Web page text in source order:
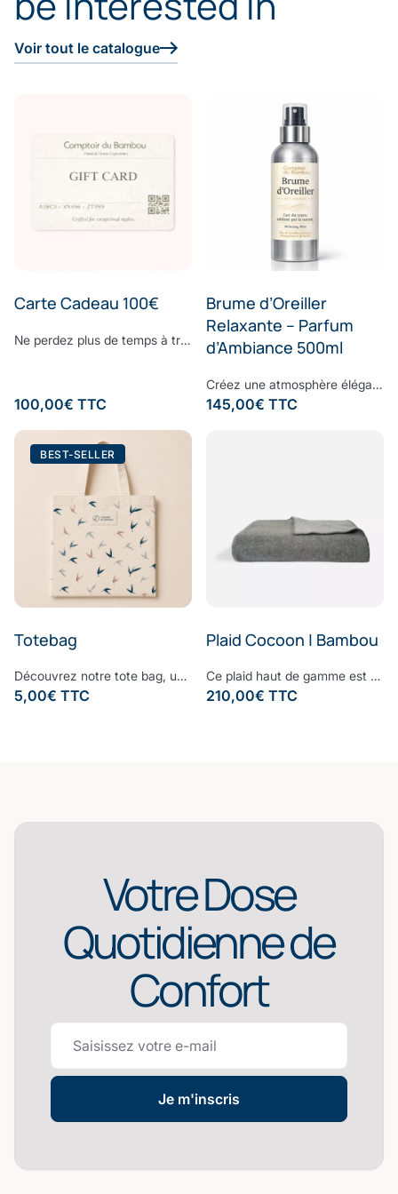
Voir tout le catalogue
Carte Cadeau 100€
Ne perdez plus de temps à trouver le cadeau parfait. Surprenez vos proches avec le cadeau dont ils ont toujours rêvé : offrez-leur la E-Carte Cadeau Comptoir du Bambou pour leur permettre de réaliser toutes leurs envies. Choisissez le montant à créditer sur la carte cadeau, ajoutez un message personnalisé et laissez la magie Comptoir du Bambou opérer.
100,00€ TTC
Brume d’Oreiller
Relaxante – Parfum
d’Ambiance 500ml
Créez une atmosphère élégante et apaisante, à chaque instant.Vaporisez cette brume d’ambiance dans votre intérieur pour diffuser une signature olfactive raffinée, subtile et enveloppante. Sa composition associe une eau de bambou délicate à des notes fraîches d’écorces de bergamote et de feuilles de basilic, légèrement froissées. Une fragrance contemporaine où la douceur végétale rencontre la vivacité des agrumes, pour un équilibre parfaitement maîtrisé. À la fois fraîche, naturelle et sophistiquée, cette senteur transforme vos espaces en véritables lieux de bien-être, inspirés des plus beaux établissements. Formulée sans ingrédients synthétiques controversés, elle respecte votre environnement tout en sublimant votre intérieur. Sillage : bergamote - bambou - basilic - musc
145,00€ TTC
BEST-SELLER
Totebag
Découvrez notre tote bag, une fusion élégante entre le style moderne et le design naturel des feuilles de bambou. Parfait pour toutes les occasions, ce sac incarne l'élégance et la durabilité, ajoutant une touche de style à votre quotidien avec son allure raffinée et naturelle.
5,00€ TTC
Plaid Cocoon | Bambou
Ce plaid haut de gamme est fabriqué à partir d'un mélange entre la fibre de bambou, douce et respirante avec une fibre de polyester, peu froissable et qui conserve la chaleur. Le résultat de cette alliance de matières nobles est un plaid haut de gamme qui vous accompagnera lors des soirées d'hiver et embellira votre intérieur avec son design raffiné et intemporel. Notre plaid a une certaine épaisseur tout en restant très léger avec une texture lisse. Confectionné à partir d’une des fibres les plus nobles et écologiques du monde, la Fibre B., ce plaid est ultra-doux, absorbant et sèche rapidement. Notre linge de bain participe avec style à votre bien-être et à la protection de la planète. Nos Collections de linge de bain sont fabriquées dans les meilleurs ateliers d’Europe.
210,00€ TTC
Votre Dose
Quotidienne de
Confort
Je m'inscris